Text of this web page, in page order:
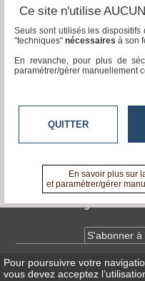
tvlocale.fr
Contactez-nous
A propos de tvlocale.fr
Devenir délégué
S'abonner
InfosCNIL/RGPD
Pour poursuivre votre
vous devez acceptez
Ce site n'utilise
Seuls sont utilisés les dispositifs
"techniques" nécessaires à son
En revanche, pour plus de
paramétrer/gérer manuellement
QUITTER
En savoir plus sur
et paramétrer/gérer